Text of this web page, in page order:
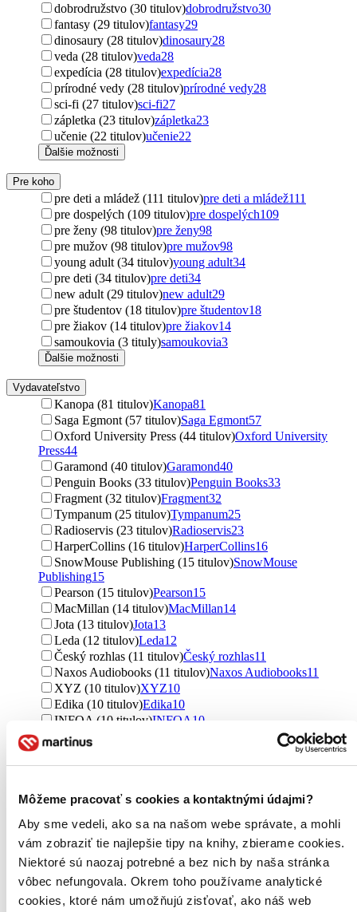
Môžeme pracovať s cookies a kontaktnými údajmi?
Aby sme vedeli, ako sa na našom webe správate, a mohli
vám zobraziť tie najlepšie tipy na knihy, zbierame cookies.
Niektoré sú naozaj potrebné a bez nich by naša stránka
vôbec nefungovala. Okrem toho používame analytické
cookies, ktoré nám umožňujú zisťovať, ako náš web
dobrodružstvo (30 titulov)dobrodružstvo30
fantasy (29 titulov)fantasy29
dinosaury (28 titulov)dinosaury28
veda (28 titulov)veda28
expedícia (28 titulov)expedícia28
prírodné vedy (28 titulov)prírodné vedy28
sci-fi (27 titulov)sci-fi27
zápletka (23 titulov)zápletka23
učenie (22 titulov)učenie22
Ďalšie možnosti
Pre koho
pre deti a mládež (111 titulov)pre deti a mládež111
pre dospelých (109 titulov)pre dospelých109
pre ženy (98 titulov)pre ženy98
pre mužov (98 titulov)pre mužov98
young adult (34 titulov)young adult34
pre deti (34 titulov)pre deti34
new adult (29 titulov)new adult29
pre študentov (18 titulov)pre študentov18
pre žiakov (14 titulov)pre žiakov14
samoukovia (3 tituly)samoukovia3
Ďalšie možnosti
Vydavateľstvo
Kanopa (81 titulov)Kanopa81
Saga Egmont (57 titulov)Saga Egmont57
Oxford University Press (44 titulov)Oxford University
Press44
Garamond (40 titulov)Garamond40
Penguin Books (33 titulov)Penguin Books33
Fragment (32 titulov)Fragment32
Tympanum (25 titulov)Tympanum25
Radioservis (23 titulov)Radioservis23
HarperCollins (16 titulov)HarperCollins16
SnowMouse Publishing (15 titulov)SnowMouse
Publishing15
Pearson (15 titulov)Pearson15
MacMillan (14 titulov)MacMillan14
Jota (13 titulov)Jota13
Leda (12 titulov)Leda12
Český rozhlas (11 titulov)Český rozhlas11
Naxos Audiobooks (11 titulov)Naxos Audiobooks11
XYZ (10 titulov)XYZ10
Edika (10 titulov)Edika10
INFOA (10 titulov)INFOA 10
Slovart (9 titulov)
Eminent (9 titulov)Eminent9
Pan Macmillan (9 titulov) Pan Macmillan9
BBC Books (8 titulov) BBC Books8
Arcturus (8 titulov)Arcturus8
Slovenské pedagogické nakladateľstvo - Mladé letá (7
titulov)Slovenské pedagogické nakladateľstvo - Mladé letá
Európa (7 titulov)
Európa7